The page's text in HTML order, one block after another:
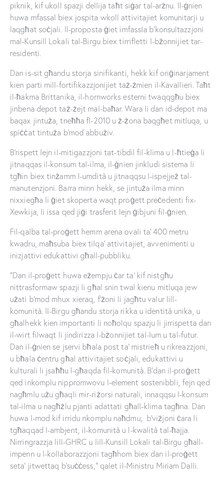
piknik, kif ukoll spazji dellija taħt siġar tal-arżnu. Il-ġnien
huwa mfassal biex jospita wkoll attivitajiet komunitarji u
laqgħat soċjali. Il-proposta ġiet imfassla b’konsultazzjoni
mal-Kunsill Lokali tal-Birgu biex tirrifletti l-bżonnijiet tar-
residenti.
Dan is-sit għandu storja sinifikanti, hekk kif oriġinarjament
kien parti mill-fortifikazzjonijiet taż-żmien il-Kavallieri. Taħt
il-ħakma Brittanika, il-hornworks esterni twaqqgħu biex
jinbena depot taż-żejt mal-baħar. Wara li dan id-depot ma
baqax jintuża, tneħħa fl-2010 u ż-żona baqgħet mitluqa, u
spiċċat tintuża b’mod abbużiv.
B’rispett lejn il-mitigazzjoni tat-tibdil fil-klima u l-ħtieġa li
jitnaqqas il-konsum tal-ilma, il-ġnien jinkludi sistema li
tgħin biex tinżamm l-umdità u jitnaqqsu l-ispejjeż tal-
manutenzjoni. Barra minn hekk, se jintuża ilma minn
nixxiegħa li ġiet skoperta waqt proġett preċedenti fix-
Xewkija, li issa qed jiġi trasferit lejn ġibjuni fil-ġnien.
Fil-qalba tal-proġett hemm arena ovali ta’ 400 metru
kwadru, maħsuba biex tilqa’ attivitajiet, avvenimenti u
inizjattivi edukattivi għall-pubbliku.
“Dan il-proġett huwa eżempju ċar ta’ kif nistgħu
nittrasformaw spazji li għal snin twal kienu mitluqa jew
użati b’mod mhux xieraq, f’żoni li jagħtu valur lill-
komunità. Il-Birgu għandu storja rikka u identità unika, u
għalhekk kien importanti li noħolqu spazju li jirrispetta dan
il-wirt filwaqt li jindirizza l-bżonnijiet tal-lum u tal-futur.
Dan il-ġnien se jservi bħala post ta’ mistrieħ u rikreazzjoni,
u bħala ċentru għal attivitajiet soċjali, edukattivi u
kulturali li jsaħħu l-għaqda fil-komunità. B’dan il-proġett
qed inkomplu nippromwovu l-element sostenibbli, fejn qed
nagħmlu użu għaqli mir-riżorsi naturali, innaqqsu l-konsum
tal-ilma u nagħżlu pjanti adattati għall-klima tagħna. Dan
huwa l-mod kif irridu nkomplu naħdmu; b’viżjoni ċara li
tgħaqqad l-ambjent, il-komunità u l-kwalità tal-ħajja.
Nirringrazzja lill-GHRC u lill-Kunsill Lokali tal-Birgu għall-
impenn u l-kollaborazzjoni tagħhom biex dan il-proġett
seta’ jitwettaq b’suċċess,” qalet il-Ministru Miriam Dalli.